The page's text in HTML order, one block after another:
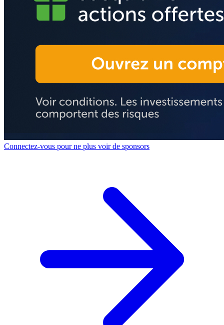
Connectez-vous pour ne plus voir de sponsors